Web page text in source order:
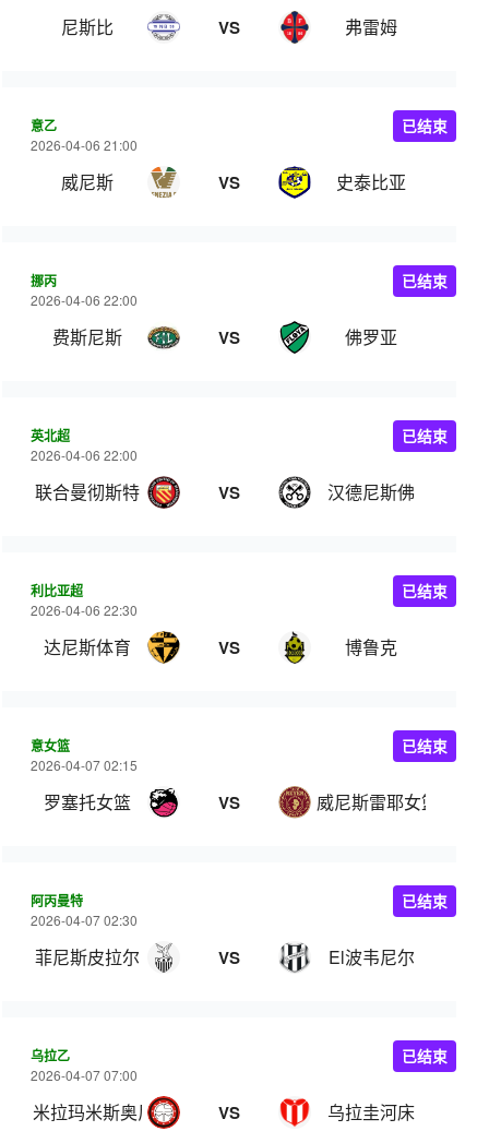
尼斯比 VS 弗雷姆
意乙
2026-04-06 21:00
威尼斯 VS 史泰比亚
已结束
挪丙
2026-04-06 22:00
费斯尼斯 VS 佛罗亚
已结束
英北超
2026-04-06 22:00
联合曼彻斯特 VS 汉德尼斯佛
已结束
利比亚超
2026-04-06 22:30
达尼斯体育 VS 博鲁克
已结束
意女篮
2026-04-07 02:15
罗塞托女篮 VS 威尼斯雷耶女篮
已结束
阿丙曼特
2026-04-07 02:30
菲尼斯皮拉尔 VS El波韦尼尔
已结束
乌拉乙
2026-04-07 07:00
米拉玛米斯奥尼斯队 VS 乌拉圭河床
已结束